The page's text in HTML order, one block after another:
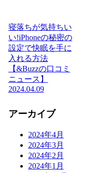
寝落ちが気持ちい
い!iPhoneの秘密の
設定で快眠を手に
入れる方法
【&Buzzの口コミ
ニュース】
2024.04.09
アーカイブ
2024年4月
2024年3月
2024年2月
2024年1月